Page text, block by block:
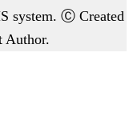
system. Ⓒ Created
Author.